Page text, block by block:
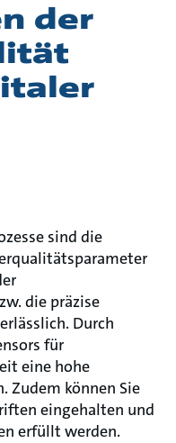
der
sind die
die präzise
Durch
für
eine hohe
Zudem können Sie
eingehalten und
erfüllt werden.